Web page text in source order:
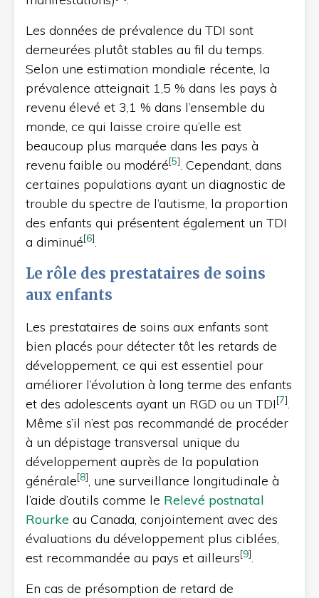
Les données de prévalence du TDI sont
demeurées plutôt stables au fil du temps.
Selon une estimation mondiale récente, la
prévalence atteignait 1,5 % dans les pays à
revenu élevé et 3,1 % dans l’ensemble du
monde, ce qui laisse croire qu’elle est
beaucoup plus marquée dans les pays à
revenu faible ou modéré[5]. Cependant, dans
certaines populations ayant un diagnostic de
trouble du spectre de l’autisme, la proportion
des enfants qui présentent également un TDI
a diminué[6].
Le rôle des prestataires de soins
aux enfants
Les prestataires de soins aux enfants sont
bien placés pour détecter tôt les retards de
développement, ce qui est essentiel pour
améliorer l’évolution à long terme des enfants
et des adolescents ayant un RGD ou un TDI[7].
Même s’il n’est pas recommandé de procéder
à un dépistage transversal unique du
développement auprès de la population
générale[8], une surveillance longitudinale à
l’aide d’outils comme le Relevé postnatal
Rourke au Canada, conjointement avec des
évaluations du développement plus ciblées,
est recommandée au pays et ailleurs[9].
En cas de présomption de retard de